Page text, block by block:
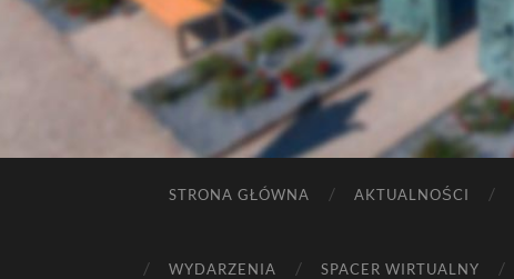
STRONA GŁÓWNA AKTUALNOŚCI
WYDARZENIA SPACER WIRTUALNY